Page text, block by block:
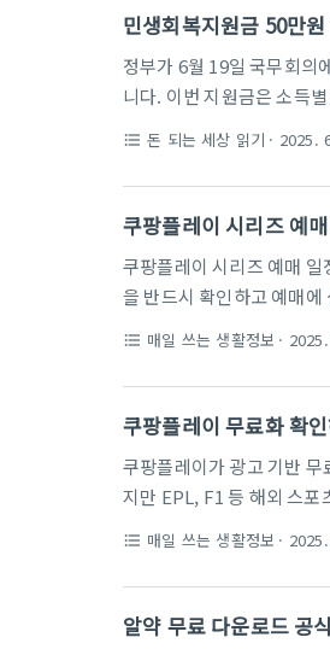
이, 마침내 손잡다그동안
민생회복지원금 50만
정부가 6월 19일 국무회의
니다. 이번 지원금은 소득
내수 경제 속에 소비 여력
권과 자영업자 매출을 끌
리가 갈수록 얼어붙고 있어
format_list_bulleted 돈 되는 세상 읽기 · 2025.
쿠팡플레이 시리즈 예
쿠팡플레이 시리즈 예매
을 반드시 확인하고 예매에
는 프리시즌 친선 경기로,
2025년 쿠팡플레이 시리
팀 K리그와의 경기 및 EPL
format_list_bulleted 매일 쓰는 생활정보 ·
쿠팡플레이 무료화 확
쿠팡플레이가 광고 기반
지만 EPL, F1 등 해외 스포
1. 쿠팡플레이, 진짜 무료
유료 OTT였습니다.하지만
있습니다. → 쿠팡플레이
format_list_bulleted 매일 쓰는 생활정보 ·
알약 무료 다운로드 공